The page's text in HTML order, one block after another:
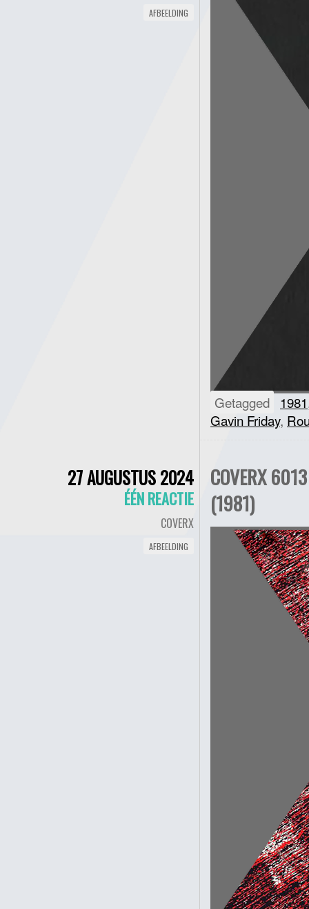
AFBEELDING
Getagged 1981
Gavin Friday,
27 AUGUSTUS 2024
ÉÉN REACTIE
COVERX
AFBEELDING
COVERX
(1981)